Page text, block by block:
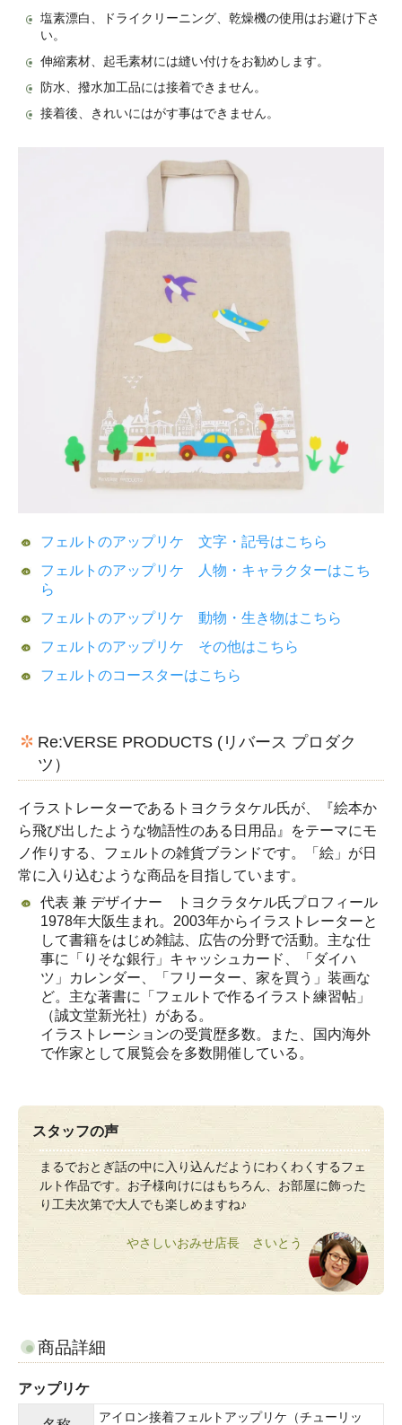
塩素漂白、ドライクリーニング、乾燥機の使用はお避け下さ
い。
伸縮素材、起毛素材には縫い付けをお勧めします。
防水、撥水加工品には接着できません。
接着後、きれいにはがす事はできません。
フェルトのアップリケ 文字・記号はこちら
フェルトのアップリケ 人物・キャラクターはこち
ら
フェルトのアップリケ 動物・生き物はこちら
フェルトのアップリケ その他はこちら
フェルトのコースターはこちら
Re:VERSE PRODUCTS (リバース プロダク
ツ）
イラストレーターであるトヨクラタケル氏が、『絵本か
ら飛び出したような物語性のある日用品』をテーマにモ
ノ作りする、フェルトの雑貨ブランドです。「絵」が日
常に入り込むような商品を目指しています。
代表 兼 デザイナー トヨクラタケル氏プロフィール
1978年大阪生まれ。2003年からイラストレーターと
して書籍をはじめ雑誌、広告の分野で活動。主な仕
事に「りそな銀行」キャッシュカード、「ダイハ
ツ」カレンダー、「フリーター、家を買う」装画な
ど。主な著書に「フェルトで作るイラスト練習帖」
（誠文堂新光社）がある。
イラストレーションの受賞歴多数。また、国内海外
で作家として展覧会を多数開催している。
スタッフの声
まるでおとぎ話の中に入り込んだようにわくわくするフェ
ルト作品です。お子様向けにはもちろん、お部屋に飾った
り工夫次第で大人でも楽しめますね♪
やさしいおみせ店長 さいとう
商品詳細
アップリケ
アイロン接着フェルトアップリケ（チューリッ